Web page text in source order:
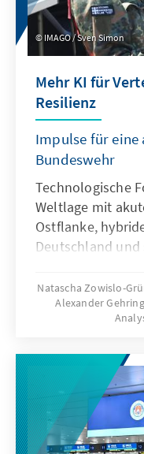
IMAGO / Sven Simon
Mehr KI für
Resilienz
Impulse für
Bundeswehr
Technologische
Weltlage mit
Ostflanke,
Deutschland
stellen die
aber nicht nur
Antwort. Dafür
die wesentliche
adressiert und
ethischen
abschrecken zu
Natascha Zowislo-
Alexander